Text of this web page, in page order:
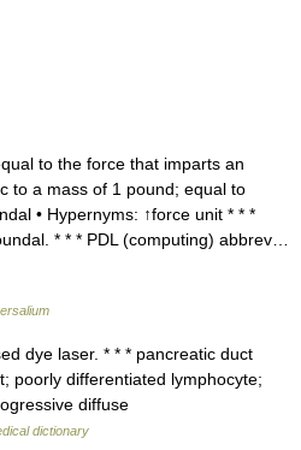
to the force that imparts an
to a mass of 1 pound; equal to
• Hypernyms: ↑force unit * * *
* * * PDL (computing) abbrev…
dye laser. * * * pancreatic duct
poorly differentiated lymphocyte;
diffuse
dictionary